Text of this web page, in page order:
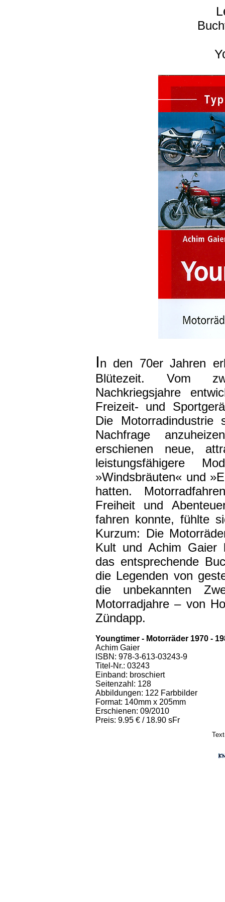
In den 70er Jahren
Blütezeit. Vom
Nachkriegsjahre
Freizeit- und
Die
Nachfrage
erschienen neue,
leistungsfähigere
»Windsbräuten« und
hatten.
Freiheit und
fahren konnte, fühlte
Kurzum: Die
Kult und Achim Gaier
das entsprechende
die Legenden von
die unbekannten
Motorradjahre – von
Zündapp.
Youngtimer - Motorräder 1970 -
Achim Gaier
ISBN: 978-3-613-03243-9
Titel-Nr.: 03243
Einband: broschiert
Seitenzahl: 128
Abbildungen: 122 Farbbilder
Format: 140mm x 205mm
Erschienen: 09/2010
Preis: 9.95 € / 18.90 sFr